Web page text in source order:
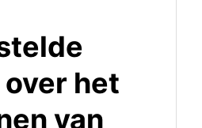
het
van